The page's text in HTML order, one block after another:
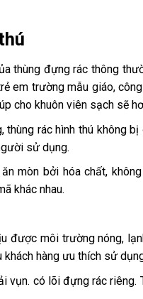
thùng đựng rác thông
em trường mẫu giáo,
cho khuôn viên sạch sẽ
rác hình thú không
sử dụng.
mòn bởi hóa chất,
khác nhau.
được môi trường nóng,
hàng ưu thích sử
vụn. có lõi đựng rác riêng.